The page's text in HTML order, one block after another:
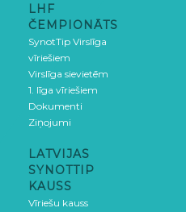
LHF
ČEMPIONĀTS
SynotTip Virslīga
vīriešiem
Virslīga sievietēm
1. līga vīriešiem
Dokumenti
Ziņojumi
LATVIJAS
SYNOTTIP
KAUSS
Vīriešu kauss